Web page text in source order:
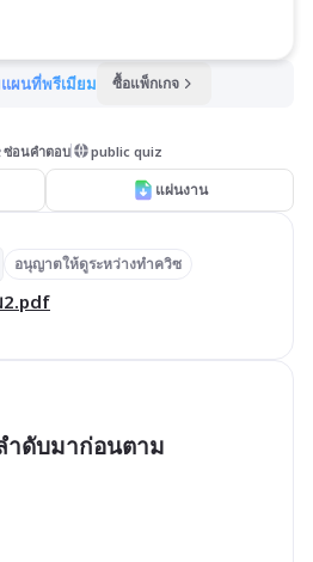
ผนที่พรีเมียม ซื้อแพ็กเกจ
ซ่อนคำตอบ public quiz
แผ่นงาน
อนุญาตให้ดูระหว่างทำควิซ
2.pdf
ำดับมาก่อนตาม